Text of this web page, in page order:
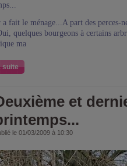
fait le ménage...A part des perces-
quelques bourgeons à certains
ma
suite
et
le 01/03/2009 à 10:30